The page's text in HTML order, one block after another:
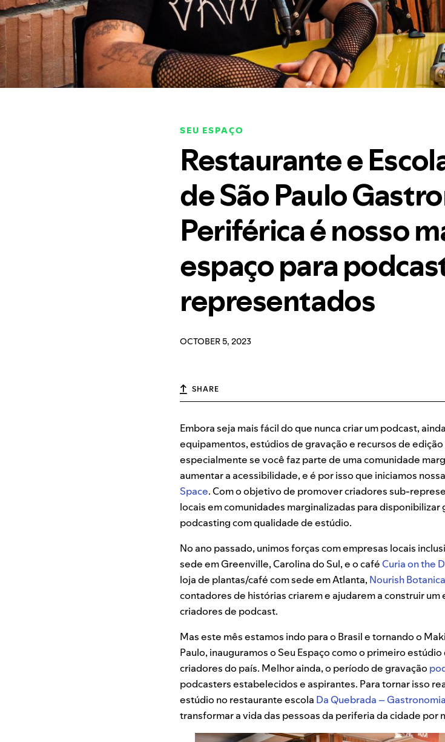
SEU ESPAÇO
Restaurante e
de São Paulo
Periférica é nosso
espaço para
representados
OCTOBER 5, 2023
SHARE
Embora seja mais fácil do que nunca criar um podcast,
equipamentos, estúdios de gravação e recursos de
especialmente se você faz parte de uma comunidade
aumentar a acessibilidade, e é por isso que iniciamos
Space. Com o objetivo de promover criadores sub-
locais em comunidades marginalizadas para
podcasting com qualidade de estúdio.
No ano passado, unimos forças com empresas locais
sede em Greenville, Carolina do Sul, e o caféCuria on the
loja de plantas/café com sede em Atlanta, Nourish Botanica
contadores de histórias criarem e ajudarem a construir
criadores de podcast.
Mas este mês estamos indo para o Brasil e tornando o
Paulo, inauguramos o Seu Espaço como o primeiro
criadores do país. Melhor ainda, o período de gravação
podcasters estabelecidos e aspirantes. Para tornar isso
estúdio no restaurante escola Da Quebrada –
transformar a vida das pessoas da periferia da cidade por